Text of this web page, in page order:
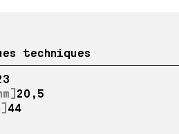
techniques
20,5
44